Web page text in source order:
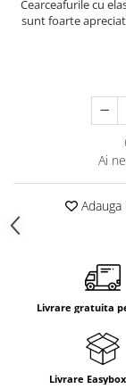
Cearceafurile cu
sunt foarte
Ai
Adauga
Livrare gratuita
Livrare